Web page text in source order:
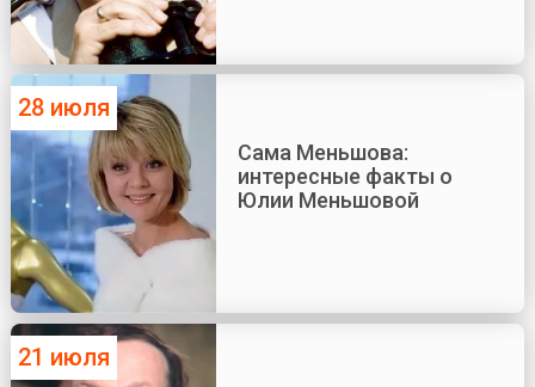
28 июля
Сама Меньшова:
интересные факты о
Юлии Меньшовой
21 июля